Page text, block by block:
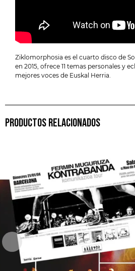
Ziklomorphosia es el cuarto disco de
en 2015, ofrece 11 temas personales y
mejores voces de Euskal Herria.
PRODUCTOS RELACIONADOS